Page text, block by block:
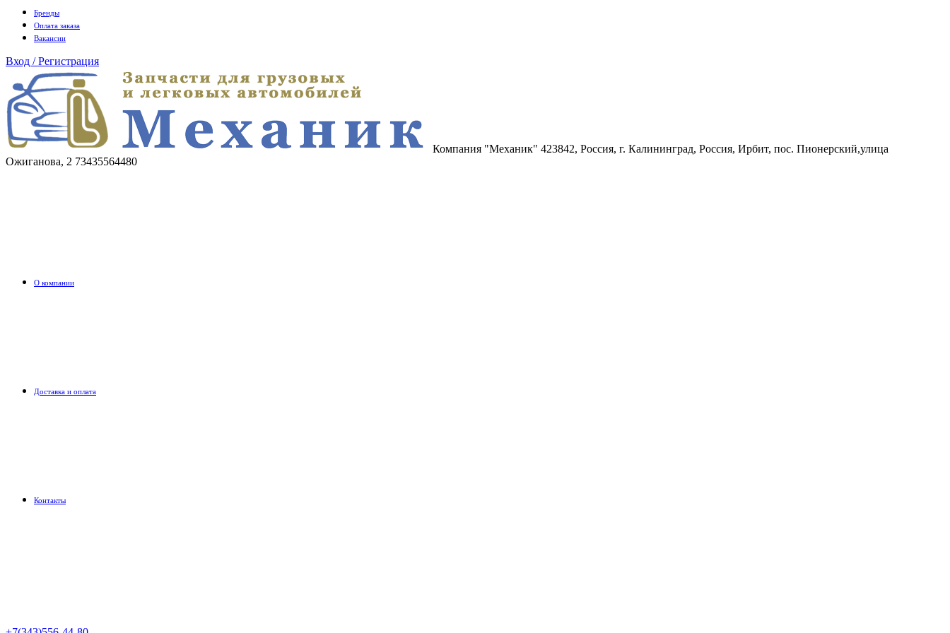
Бренды
Оплата заказа
Вакансии
Вход / Регистрация
Компания "Механик" 423842, Россия, г. Калининград, Россия, Ирбит, пос. Пионерский,улица
Ожиганова, 2 73435564480
О компании
Доставка и оплата
Контакты